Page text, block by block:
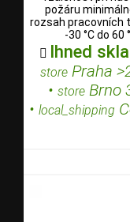
požáru
rozsah pracovních
-30 °C do 60
 Ihned
store Praha
• store Brno
• local_shipping